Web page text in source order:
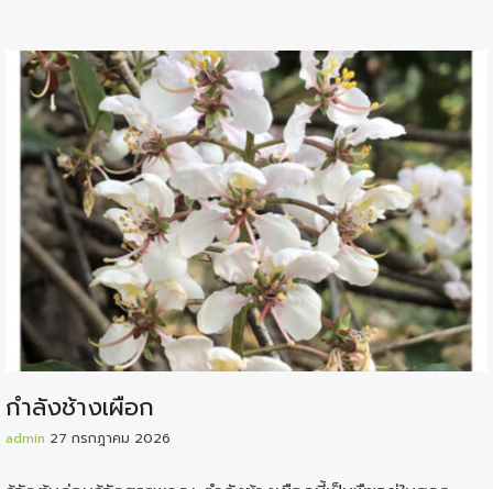
กำลังช้างเผือก
admin 27 กรกฎาคม 2026